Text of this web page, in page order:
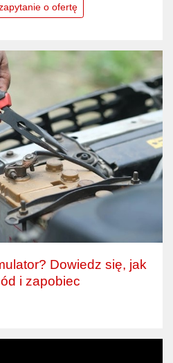
o ofertę
Dowiedz się, jak
i zapobiec